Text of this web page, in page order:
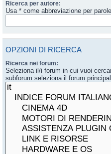
Ricerca per autore:
Usa * come abbreviazione per
OPZIONI DI RICERCA
Ricerca nei forum:
Seleziona il/i forum in cui vuoi
subforum seleziona il forum